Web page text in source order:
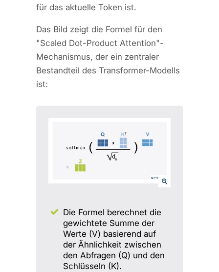
für das aktuelle Token ist.
Das Bild zeigt die Formel für den
"Scaled Dot-Product Attention"-
Mechanismus, der ein zentraler
Bestandteil des Transformer-Modells
ist:
Die Formel berechnet die
gewichtete Summe der
Werte (V) basierend auf
der Ähnlichkeit zwischen
den Abfragen (Q) und den
Schlüsseln (K).